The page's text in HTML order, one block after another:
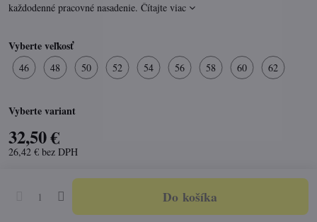
každodenné pracovné nasadenie. Čítajte viac
Vyberte veľkosť
46 48 50 52 54 56 58 60 62
Vyberte variant
32,50 €
26,42 € bez DPH
Do košíka